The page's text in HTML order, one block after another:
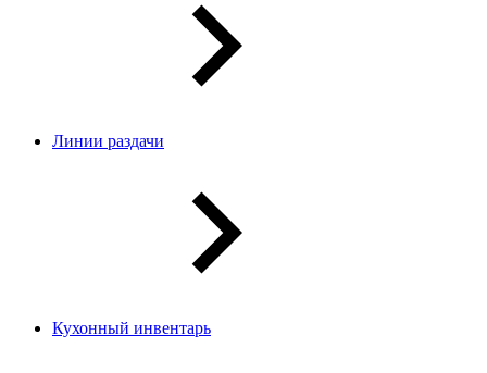
Линии раздачи
Кухонный инвентарь